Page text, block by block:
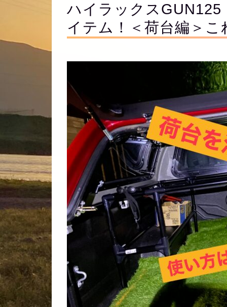
ハイラックス
イテム！＜荷台編＞こ